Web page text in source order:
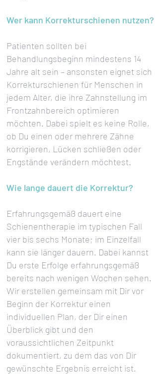
Wer kann Korrekturschienen nutzen?
Patienten sollten bei
Behandlungsbeginn mindestens 14
Jahre alt sein – ansonsten eignet sich
Korrekturschienen für Menschen in
jedem Alter, die ihre Zahnstellung im
Frontzahnbereich optimieren
möchten. Dabei spielt es keine Rolle,
ob Du einen oder mehrere Zähne
korrigieren, Lücken schließen oder
Engstände verändern möchtest.
Wie lange dauert die Korrektur?
Erfahrungsgemäß dauert eine
Schienentherapie im typischen Fall
vier bis sechs Monate; im Einzelfall
kann sie länger dauern. Dabei kannst
Du erste Erfolge erfahrungsgemäß
bereits nach wenigen Wochen sehen.
Wir erstellen gemeinsam mit Dir vor
Beginn der Korrektur einen
individuellen Plan, der Dir einen
Überblick gibt und den
voraussichtlichen Zeitpunkt
dokumentiert, zu dem das von Dir
gewünschte Ergebnis erreicht ist.